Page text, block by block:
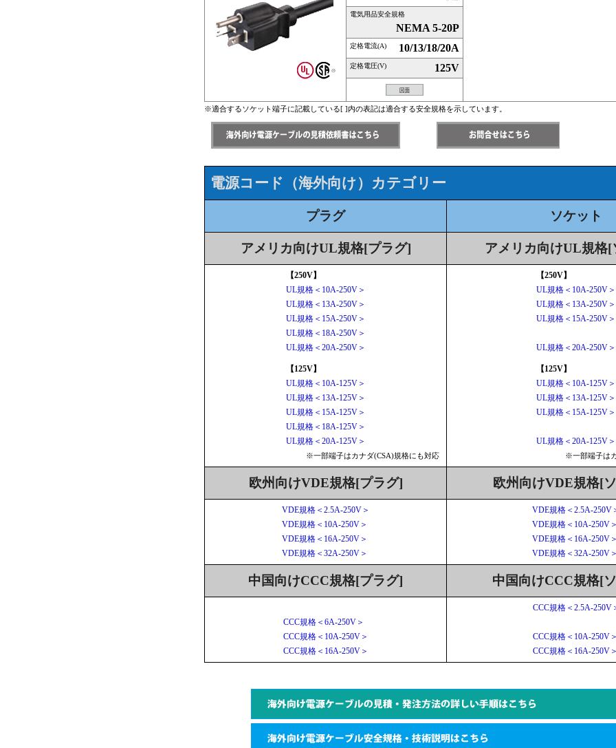
電気用品安全規格
NEMA 5-20P
定格電流(A) 10/13/18/20A
定格電圧(V) 125V
※適合するソケット端子に記載している[ ]内の表記は適合する安全規格を示しています。
電源コード（海外向け）カテゴリー
プラグ ソケット
アメリカ向けUL規格[プラグ] アメリカ向けUL規格[
【250V】
UL規格＜10A-250V＞
UL規格＜13A-250V＞
UL規格＜15A-250V＞
UL規格＜18A-250V＞
UL規格＜20A-250V＞
【125V】
UL規格＜10A-125V＞
UL規格＜13A-125V＞
UL規格＜15A-125V＞
UL規格＜18A-125V＞
UL規格＜20A-125V＞
※一部端子はカナダ(CSA)規格にも対応
【250V】
UL規格＜10A-250V＞
UL規格＜13A-250V＞
UL規格＜15A-250V＞
UL規格＜20A-250V＞
【125V】
UL規格＜10A-125V＞
UL規格＜13A-125V＞
UL規格＜15A-125V＞
UL規格＜20A-125V＞
※一部端子は
欧州向けVDE規格[プラグ] 欧州向けVDE規格[
VDE規格＜2.5A-250V＞
VDE規格＜10A-250V＞
VDE規格＜16A-250V＞
VDE規格＜32A-250V＞
VDE規格＜2.5A-250V
VDE規格＜10A-250V＞
VDE規格＜16A-250V＞
VDE規格＜32A-250V＞
中国向けCCC規格[プラグ] 中国向けCCC規格[
CCC規格＜6A-250V＞
CCC規格＜10A-250V＞
CCC規格＜16A-250V＞
CCC規格＜2.5A-250V
CCC規格＜10A-250V＞
CCC規格＜16A-250V＞